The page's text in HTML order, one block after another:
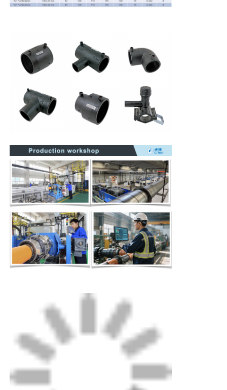
Μηχανή χειροκίνητης εκτόξευσης
Συσκευασία: Υφάσματα από πλακέ για
μηχανήματα μέχρι εξαγωγικού επιπέδου,
τυποποιημένο χαρτόνι για μικρά εξαρτήματα.
Εργαζόμενοι από την εταιρεία μας μπορούν να
σας βοηθήσουν να αποφασίσετε γρήγορα για την
επιλογή της παράδοσης.